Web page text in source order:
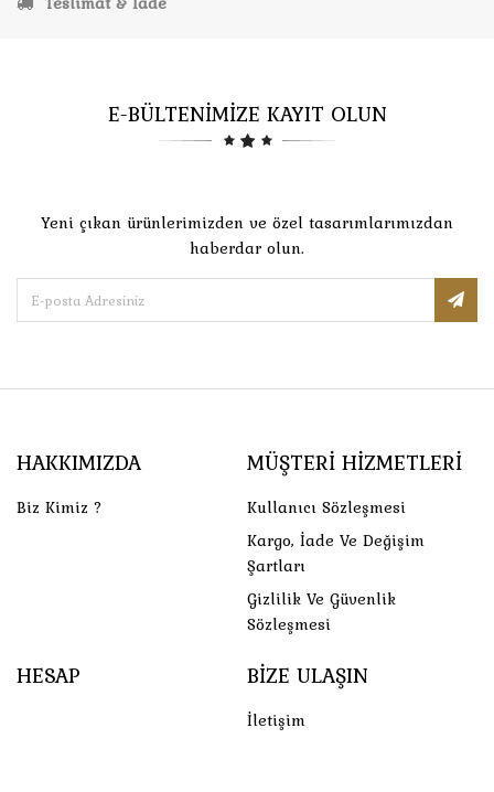
E-BÜLTENİMİZE KAYIT OLUN
Yeni çıkan ürünlerimizden ve özel tasarımlarımızdan
haberdar olun.
HAKKIMIZDA
Biz Kimiz ?
MÜŞTERI HIZMETLERI
Kullanıcı Sözleşmesi
Kargo, İade Ve Değişim
Şartları
Gizlilik Ve Güvenlik
Sözleşmesi
HESAP BIZE ULAŞIN
İletişim